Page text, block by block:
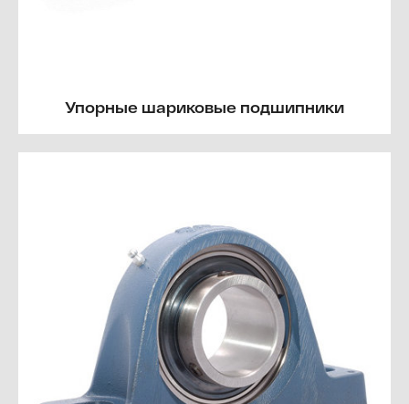
Упорные шариковые подшипники